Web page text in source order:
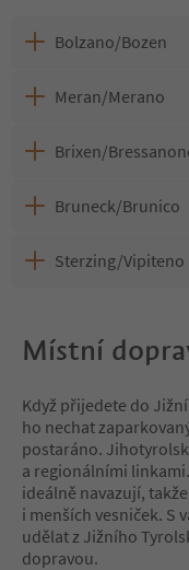
Bolzano/Bozen
Meran/Merano
Brixen/
Bruneck/Brunico
Sterzing/Vipiteno
Místní
Když přijedete do
ho nechat
postaráno.
a regionálními
ideálně navazují,
i menších vesniček. S
udělat z Jižního
dopravou.